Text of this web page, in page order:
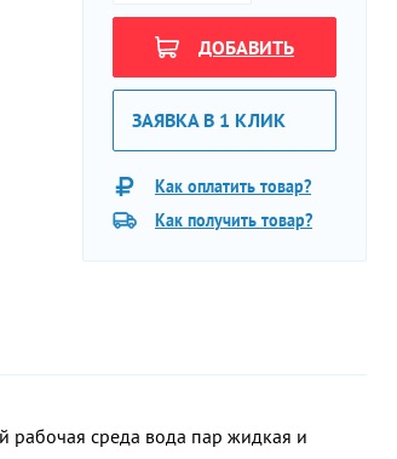
ДОБАВИТЬ
ЗАЯВКА В 1 КЛИК
Как оплатить товар?
Как получить товар?
среда вода пар жидкая и